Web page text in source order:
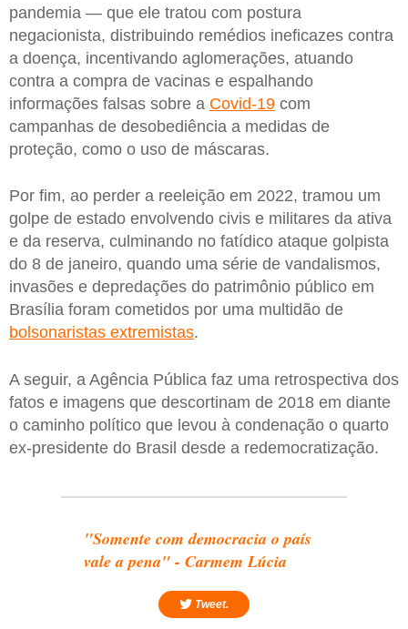
pandemia — que ele tratou com postura
negacionista, distribuindo remédios ineficazes contra
a doença, incentivando aglomerações, atuando
contra a compra de vacinas e espalhando
informações falsas sobre a Covid-19 com
campanhas de desobediência a medidas de
proteção, como o uso de máscaras.
Por fim, ao perder a reeleição em 2022, tramou um
golpe de estado envolvendo civis e militares da ativa
e da reserva, culminando no fatídico ataque golpista
do 8 de janeiro, quando uma série de vandalismos,
invasões e depredações do patrimônio público em
Brasília foram cometidos por uma multidão de
bolsonaristas extremistas.
A seguir, a Agência Pública faz uma retrospectiva dos
fatos e imagens que descortinam de 2018 em diante
o caminho político que levou à condenação o quarto
ex-presidente do Brasil desde a redemocratização.
"Somente com democracia o país
vale a pena" - Carmem Lúcia
Tweet.